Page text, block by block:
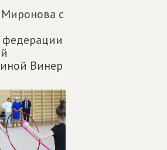
Миронова с
федерации
Винер